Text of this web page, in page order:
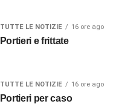
TUTTE LE NOTIZIE 16 ore ago
Portieri e frittate
TUTTE LE NOTIZIE 16 ore ago
Portieri per caso